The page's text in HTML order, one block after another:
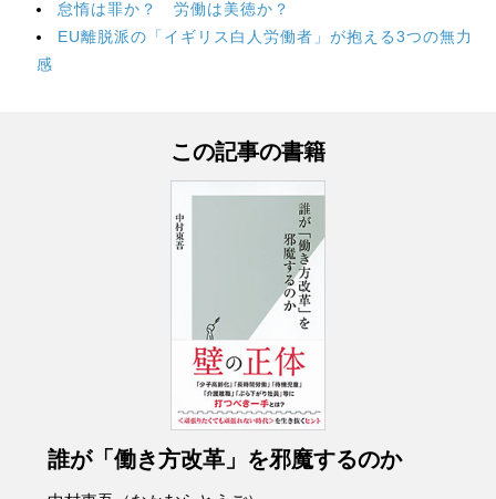
怠惰は罪か？ 労働は美徳か？
EU離脱派の「イギリス白人労働者」が抱える3つの無力
感
この記事の書籍
誰が「働き方改革」を邪魔するのか